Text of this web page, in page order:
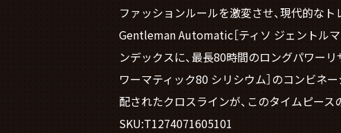
ファッションルールを激変させ、現代的な
Gentleman Automatic［ティソ ジェントル
ンデックスに、最長80時間のロングパワー
ワーマティック80 シリシウム］のコンビネ
配されたクロスラインが、このタイムピース
SKU:T1274071605101